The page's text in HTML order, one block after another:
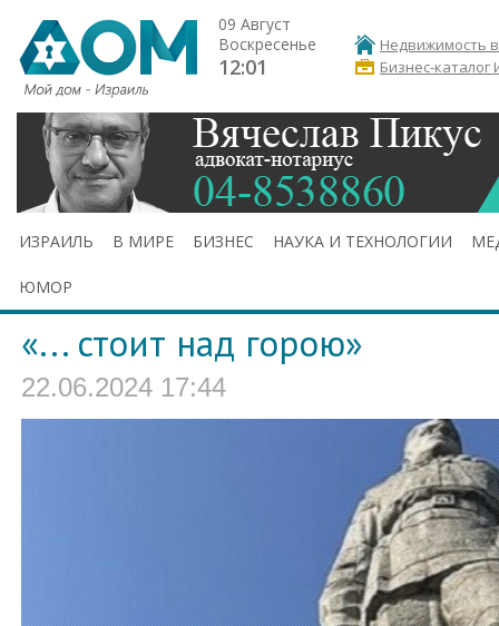
09 Август
Воскресенье
12:01
Недвижимость
Бизнес-каталог
ИЗРАИЛЬ В МИРЕ БИЗНЕС НАУКА И ТЕХНОЛОГИИ
ЮМОР
«... стоит над горою»
22.06.2024 17:44